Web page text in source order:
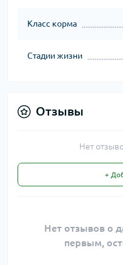
Класс корма
Стадии жизни
Отзывы
Нет
+
Нет отзывов о
первым,